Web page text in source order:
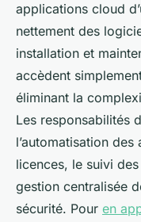
applications cloud
nettement des
installation et
accèdent
éliminant la
Les responsabilités
l’automatisation des
licences, le suivi
gestion centralisée
sécurité. Pour en